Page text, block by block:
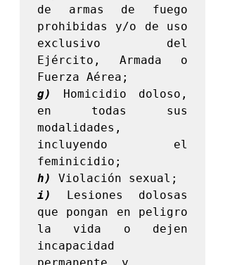
de armas de fuego
prohibidas y/o de uso
exclusivo del
Ejército, Armada o
g)
Homicidio doloso,
en todas sus
modalidades,
incluyendo el
h)
i)
Lesiones dolosas
que pongan en peligro
la vida o dejen
incapacidad